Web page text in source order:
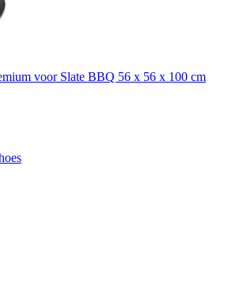
voor Slate BBQ 56 x 56 x 100 cm